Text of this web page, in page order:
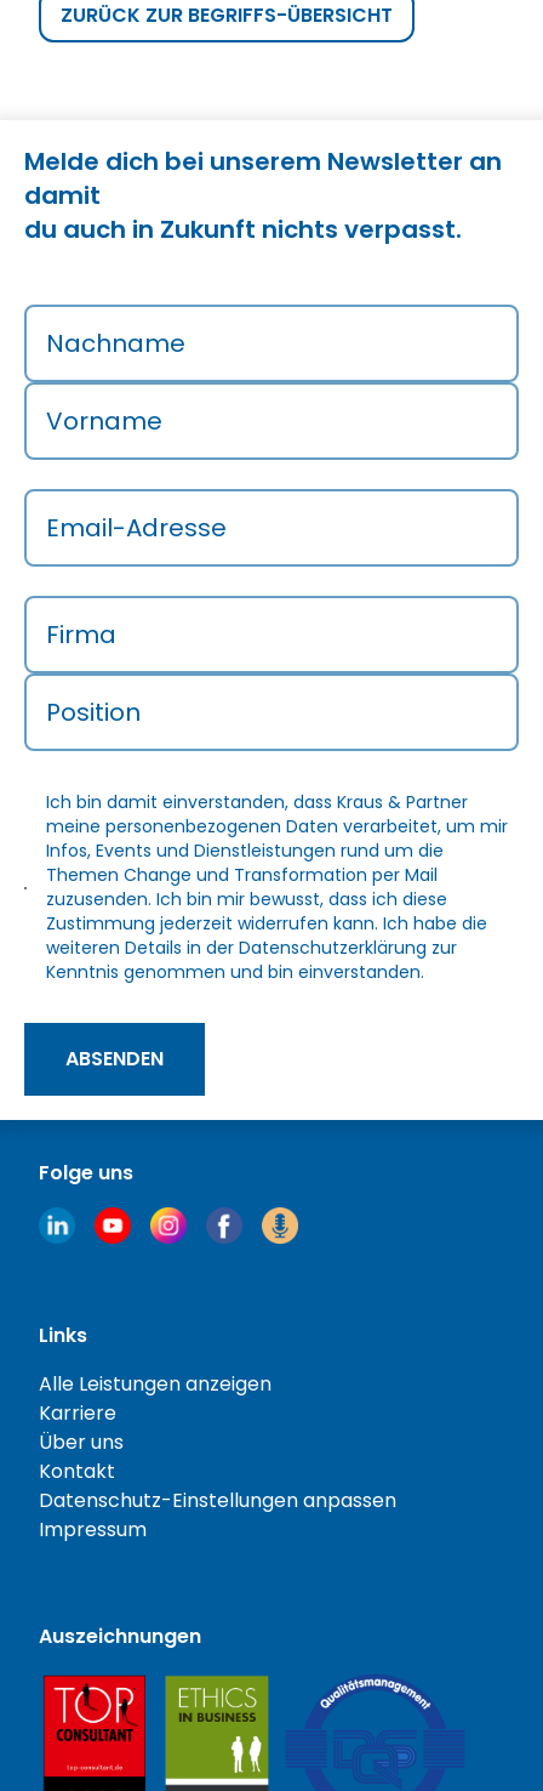
ZURÜCK ZUR BEGRIFFS-ÜBERSICHT
Folge uns
Links
Alle Leistungen anzeigen
Karriere
Über uns
Kontakt
Datenschutz-Einstellungen anpassen
Impressum
Auszeichnungen
Melde dich bei unserem Newsletter an
damit
du auch in Zukunft nichts verpasst.
Nachname
Vorname
Email-Adresse
Firma
Position
Ich bin damit einverstanden, dass Kraus & Partner
meine personenbezogenen Daten verarbeitet, um mir
Infos, Events und Dienstleistungen rund um die
Themen Change und Transformation per Mail
zuzusenden. Ich bin mir bewusst, dass ich diese
Zustimmung jederzeit widerrufen kann. Ich habe die
weiteren Details in derDatenschutzerklärung zur
Kenntnis genommen und bin einverstanden.
ABSENDEN